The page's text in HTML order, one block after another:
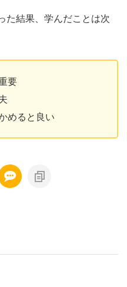
た結果、学んだことは次
要
めると良い